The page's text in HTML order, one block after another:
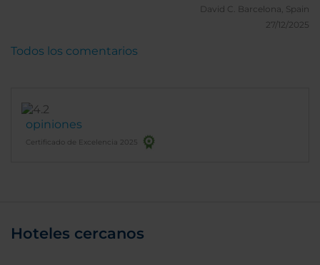
recommend it to both business and leisure
David C. Barcelona, Spain
27/12/2025
opiniones
Certificado de Excelencia 2025
Todos los comentarios
Hoteles cercanos